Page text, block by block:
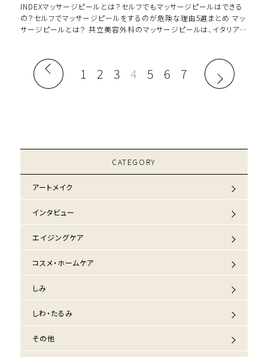
INDEXマッサージピールとは？セルフでもマッサージピールはできる
の？セルフでマッサージピールをするのが危険な理由5選まとめ マッ
サージピールとは？ 共立美容外科のマッサージピールは、イタリアで
1 2 3 4 5 6 7
CATEGORY
アートメイク
インタビュー
エイジングケア
コスメ・ホームケア
しみ
しわ・たるみ
その他